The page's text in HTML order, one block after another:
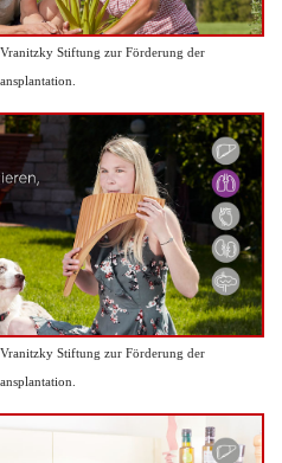
Stiftung zur Förderung der
Stiftung zur Förderung der